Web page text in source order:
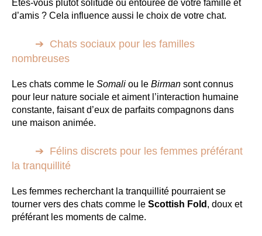
Êtes-vous plutôt solitude ou entourée de votre famille et
d’amis ? Cela influence aussi le choix de votre chat.
Chats sociaux pour les familles
nombreuses
Les chats comme le Somali ou le Birman sont connus
pour leur nature sociale et aiment l’interaction humaine
constante, faisant d’eux de parfaits compagnons dans
une maison animée.
Félins discrets pour les femmes préférant
la tranquillité
Les femmes recherchant la tranquillité pourraient se
tourner vers des chats comme le Scottish Fold , doux et
préférant les moments de calme.